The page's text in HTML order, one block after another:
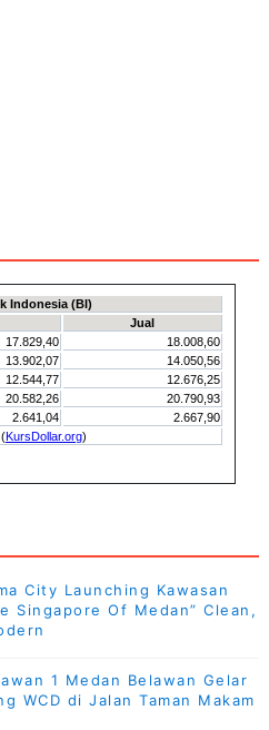
City Launching Kawasan
Singapore Of Medan” Clean,
1 Medan Belawan Gelar
WCD di Jalan Taman Makam